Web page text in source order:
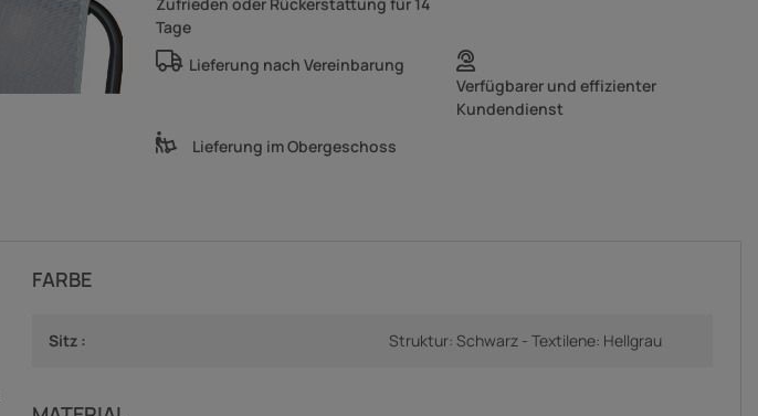
Tage
Lieferung nach Vereinbarung
Verfügbarer und effizienter
Kundendienst
Lieferung im Obergeschoss
FARBE
Sitz : Struktur: Schwarz - Textilene: Hellgrau